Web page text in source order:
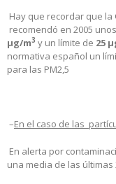
Hay que recordar que
recomendó en 2005
µg/m3 y un límite de 25
normativa español un
para las PM2,5
–En el caso de las
En alerta por
una media de las últimas